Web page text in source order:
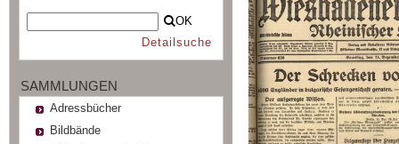
OK
Detailsuche
SAMMLUNGEN
Adressbücher
Bildbände